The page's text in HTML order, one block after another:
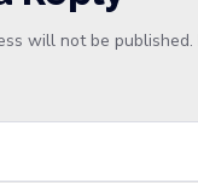
will not be published.